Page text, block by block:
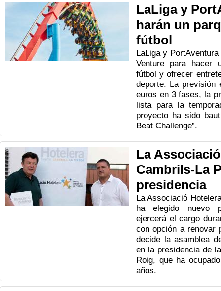
LaLiga y
harán un
fútbol
LaLiga y
Venture para hacer
fútbol y ofrecer
deporte. La previsión
euros en 3 fases, la
lista para la
proyecto ha sido
Beat Challenge”.
La
Cambrils-La
presidencia
La Associació
ha elegido nuevo
ejercerá el cargo
con opción a renovar
decide la asamblea
en la presidencia de
Roig, que ha
años.